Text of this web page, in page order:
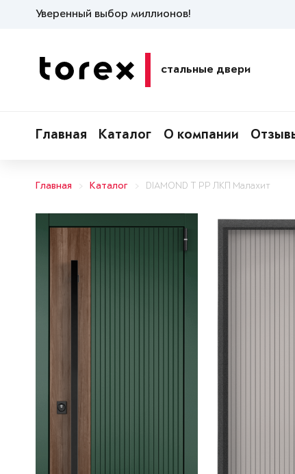
Уверенный выбор миллионов!
стальные двери
Главная Каталог О компании
Главная Каталог DIAMOND T РР ЛКП Малахит